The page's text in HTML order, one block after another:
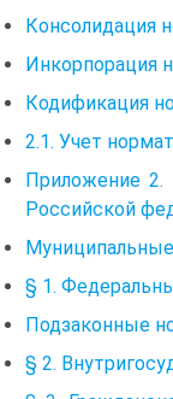
Консолидация
Инкорпорация
Кодификация
2.1. Учет
Приложение 2.
Российской
§ 1.
Подзаконные
§ 2.